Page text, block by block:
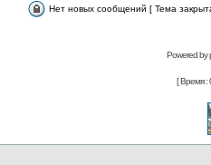
Нет новых сообщений [ Тема
Powered by
[ Время :